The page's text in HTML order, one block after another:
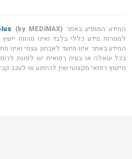
המידע המופיע באתר (by MEDIMAX)
למטרות מידע כללי בלבד ואינו מהווה
המידע באתר אינו מיועד לאבחון עצמי ואינו
בכל שאלה או בעיה רפואית יש לפנות
מייעוץ רפואי מקצועי ואין להימנע או